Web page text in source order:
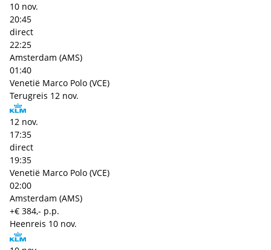
10 nov.
20:45
direct
22:25
Amsterdam (AMS)
01:40
Venetië Marco Polo (VCE)
Terugreis 12 nov.
12 nov.
17:35
direct
19:35
Venetië Marco Polo (VCE)
02:00
Amsterdam (AMS)
+€ 384,- p.p.
Heenreis 10 nov.